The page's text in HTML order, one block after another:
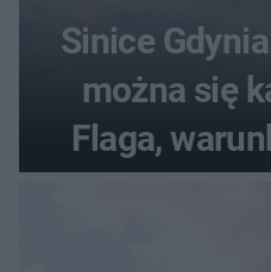
Sinice
można się
Flaga,